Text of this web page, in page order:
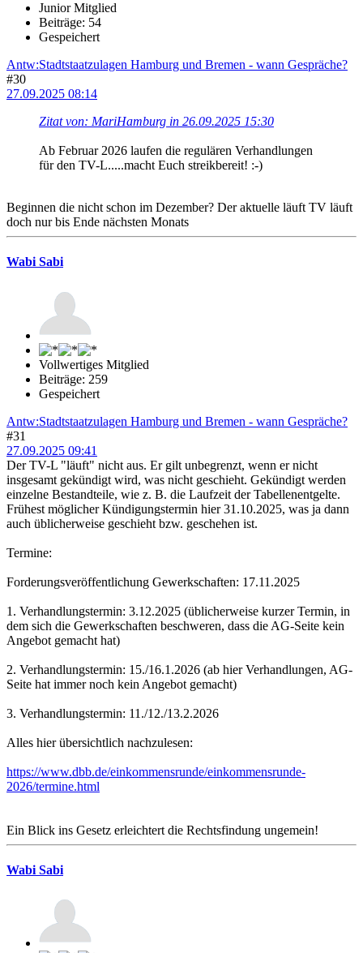
Junior Mitglied
Beiträge: 54
Gespeichert
Antw:Stadtstaatzulagen Hamburg und Bremen - wann Gespräche?
#30
27.09.2025 08:14
Zitat von: MariHamburg in 26.09.2025 15:30
Ab Februar 2026 laufen die regulären Verhandlungen
für den TV-L.....macht Euch streikbereit! :-)
Beginnen die nicht schon im Dezember? Der aktuelle läuft TV läuft
doch nur bis Ende nächsten Monats
Wabi Sabi
Vollwertiges Mitglied
Beiträge: 259
Gespeichert
Antw:Stadtstaatzulagen Hamburg und Bremen - wann Gespräche?
#31
27.09.2025 09:41
Der TV-L "läuft" nicht aus. Er gilt unbegrenzt, wenn er nicht
insgesamt gekündigt wird, was nicht geschieht. Gekündigt werden
einzelne Bestandteile, wie z. B. die Laufzeit der Tabellenentgelte.
Frühest möglicher Kündigungstermin hier 31.10.2025, was ja dann
auch üblicherweise geschieht bzw. geschehen ist.
Termine:
Forderungsveröffentlichung Gewerkschaften: 17.11.2025
1. Verhandlungstermin: 3.12.2025 (üblicherweise kurzer Termin, in
dem sich die Gewerkschaften beschweren, dass die AG-Seite kein
Angebot gemacht hat)
2. Verhandlungstermin: 15./16.1.2026 (ab hier Verhandlungen, AG-
Seite hat immer noch kein Angebot gemacht)
3. Verhandlungstermin: 11./12./13.2.2026
Alles hier übersichtlich nachzulesen:
https://www.dbb.de/einkommensrunde/einkommensrunde-
2026/termine.html
Ein Blick ins Gesetz erleichtert die Rechtsfindung ungemein!
Wabi Sabi